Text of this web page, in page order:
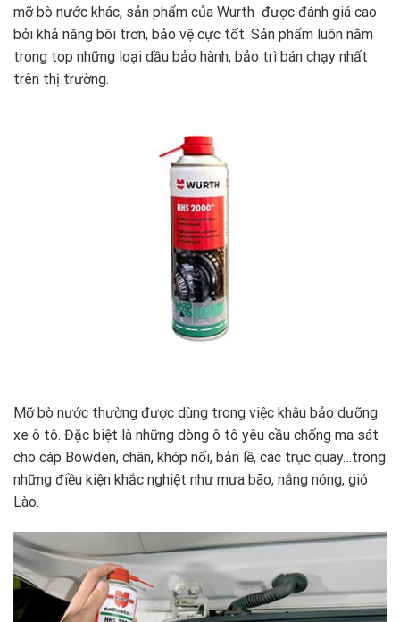
mỡ bò nước khác, sản phẩm của Wurth được đánh giá cao
bởi khả năng bôi trơn, bảo vệ cực tốt. Sản phẩm luôn nằm
trong top những loại dầu bảo hành, bảo trì bán chạy nhất
trên thị trường.
Mỡ bò nước thường được dùng trong việc khâu bảo dưỡng
xe ô tô. Đặc biệt là những dòng ô tô yêu cầu chống ma sát
cho cáp Bowden, chân, khớp nối, bản lề, các trục quay…trong
những điều kiện khắc nghiệt như mưa bão, nắng nóng, gió
Lào.